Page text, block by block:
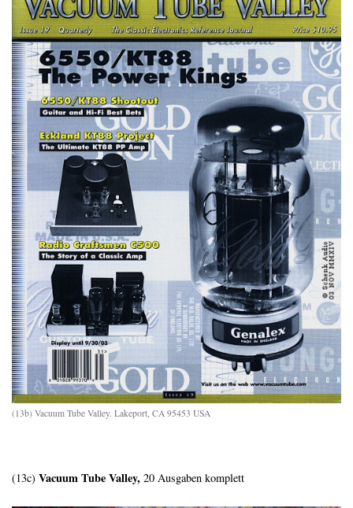
(13b) Vacuum Tube Valley. Lakeport, CA 95453 USA
(13c) Vacuum Tube Valley, 20 Ausgaben komplett